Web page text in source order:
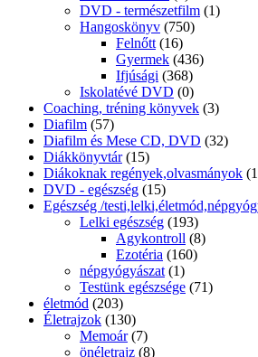
DVD - természetfilm (1)
Hangoskönyv (750)
Felnőtt (16)
Gyermek (436)
Ifjúsági (368)
Iskolatévé DVD (0)
Coaching, tréning könyvek (3)
Diafilm (57)
Diafilm és Mese CD, DVD (32)
Diákkönyvtár (15)
Diákoknak regények,olvasmányok
DVD - egészség (15)
Egészség /
Lelki egészség (193)
Agykontroll (8)
Ezotéria (160)
népgyógyászat (1)
Testünk egészsége (71)
életmód (203)
Életrajzok (130)
Memoár (7)
önéletrajz (8)